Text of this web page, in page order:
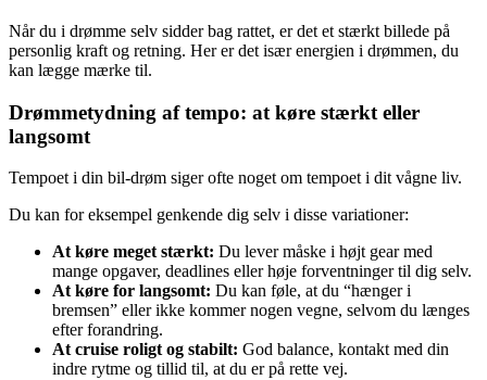
Når du i drømme selv sidder bag rattet, er det et stærkt billede på
personlig kraft og retning. Her er det især energien i drømmen, du
kan lægge mærke til.
Drømmetydning af tempo: at køre stærkt eller
langsomt
Tempoet i din bil-drøm siger ofte noget om tempoet i dit vågne liv.
Du kan for eksempel genkende dig selv i disse variationer:
At køre meget stærkt: Du lever måske i højt gear med
mange opgaver, deadlines eller høje forventninger til dig selv.
At køre for langsomt: Du kan føle, at du “hænger i
bremsen” eller ikke kommer nogen vegne, selvom du længes
efter forandring.
At cruise roligt og stabilt: God balance, kontakt med din
indre rytme og tillid til, at du er på rette vej.